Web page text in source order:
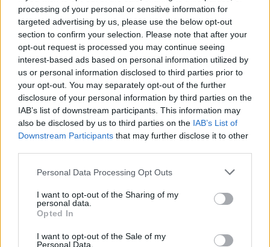
processing of your personal or sensitive information for
targeted advertising by us, please use the below opt-out
section to confirm your selection. Please note that after your
opt-out request is processed you may continue seeing
interest-based ads based on personal information utilized by
us or personal information disclosed to third parties prior to
your opt-out. You may separately opt-out of the further
disclosure of your personal information by third parties on the
IAB’s list of downstream participants. This information may
also be disclosed by us to third parties on the IAB’s List of
Downstream Participants that may further disclose it to other
Personal Data Processing Opt Outs
I want to opt-out of the Sharing of my
personal data.
Opted In
I want to opt-out of the Sale of my
Personal Data.
2310 887424
** Παρακαλούνται οι ενδιαφερόμενοι όπως αποστείλουν
βιογραφικό σημείωμα.